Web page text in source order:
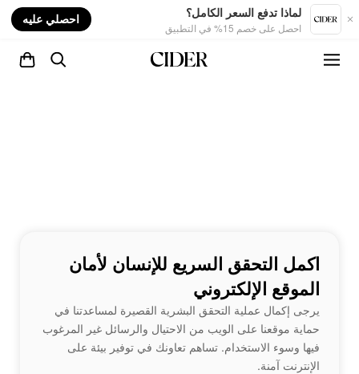
لماذا تدفع السعر الكامل؟
احصل على خصم 15% في التطبيق
احصلي عليه
اكمل التحقق السريع للإنسان لأمان
الموقع الإلكتروني
يرجى إكمال عملية التحقق البشرية القصيرة لمساعدتنا في
حماية موقعنا على الويب من الاحتيال والرسائل غير المرغوب
فيها وسوء الاستخدام. تساهم تعاونك في توفير بيئة على
الإنترنت آمنة.